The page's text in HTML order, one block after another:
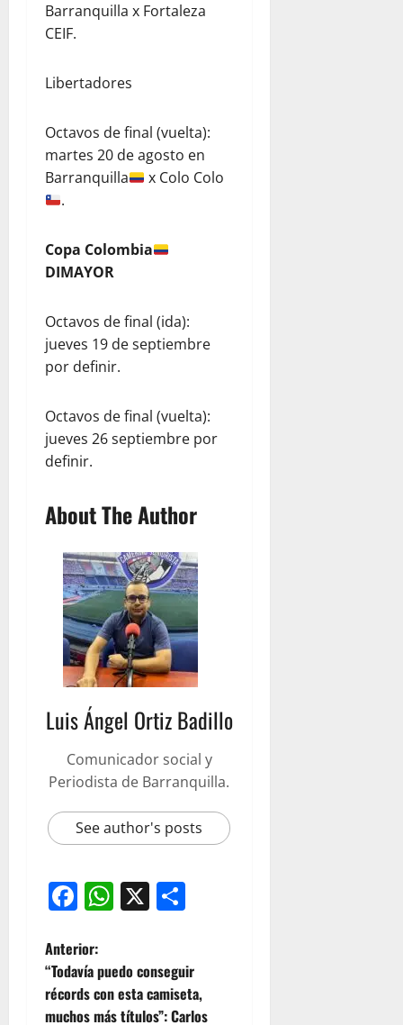
Barranquilla x Fortaleza
CEIF.
Libertadores
Octavos de final (vuelta):
martes 20 de agosto en
Barranquilla
x Colo Colo
.
Copa Colombia
DIMAYOR
Octavos de final (ida):
jueves 19 de septiembre
por definir.
Octavos de final (vuelta):
jueves 26 septiembre por
definir.
About The Author
Luis Ángel Ortiz Badillo
Comunicador social y
Periodista de Barranquilla.
See author's posts
Facebook
WhatsApp
X
Anterior:
“Todavía puedo conseguir
récords con esta camiseta,
muchos más títulos”: Carlos